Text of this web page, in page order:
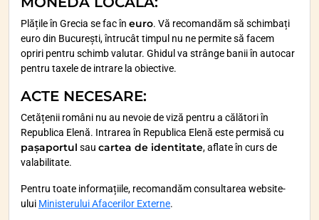
Plățile în Grecia se fac în euro. Vă recomandăm să schimbați
euro din București, întrucât timpul nu ne permite să facem
opriri pentru schimb valutar. Ghidul va strânge banii în autocar
pentru taxele de intrare la obiective.
ACTE NECESARE:
Cetățenii români nu au nevoie de viză pentru a călători în
Republica Elenă. Intrarea în Republica Elenă este permisă cu
pașaportul sau cartea de identitate, aflate în curs de
valabilitate.
Pentru toate informațiile, recomandăm consultarea website-
ului Ministerului Afacerilor Externe.